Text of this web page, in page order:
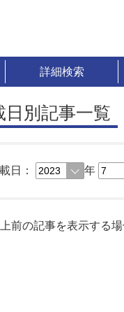
詳細検索
日別記事一覧
日： 年
前の記事を表示する